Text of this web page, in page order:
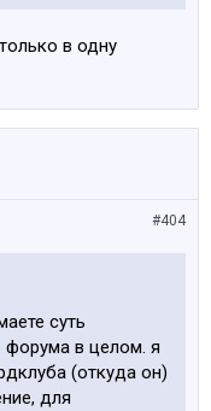
в одну
#404
суть
форума в целом. я
(откуда он)
для